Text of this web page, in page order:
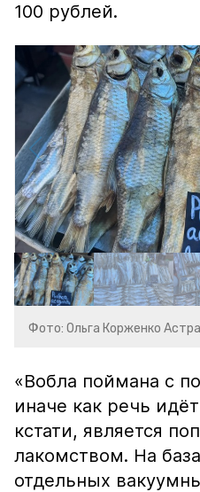
100 рублей.
Фото: Ольга Корженко
«Вобла поймана с
иначе как речь
кстати, является
лакомством. На
отдельных